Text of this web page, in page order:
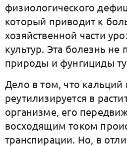
физиологического
который приводит к
хозяйственной части
культур. Эта болезнь не
природы и фунгициды
Дело в том, что кальций
реутилизируется в
организме, его
восходящим током
транспирации. Но, в